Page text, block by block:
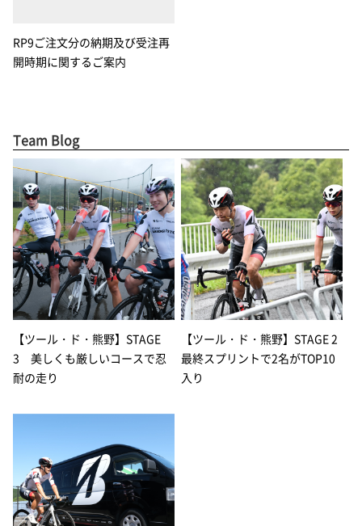
RP9ご注文分の納期及び受注再
開時期に関するご案内
Team Blog
【ツール・ド・熊野】STAGE
3 美しくも厳しいコースで忍
耐の走り
【ツール・ド・熊野】STAGE 2
最終スプリントで2名がTOP10
入り